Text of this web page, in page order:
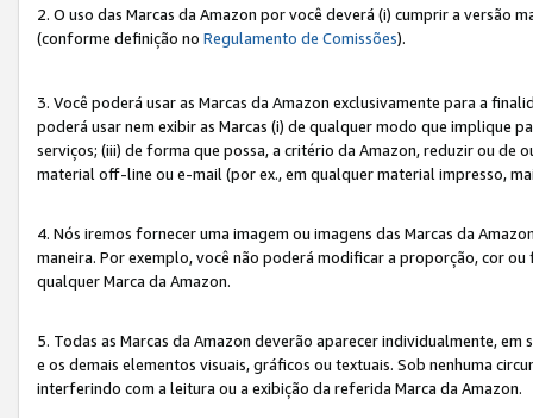
2. O uso das Marcas da Amazon por você deverá (i) cumprir a versão
(conforme definição no Regulamento de Comissões).
3. Você poderá usar as Marcas da Amazon exclusivamente para a
poderá usar nem exibir as Marcas (i) de qualquer modo que implique
serviços; (iii) de forma que possa, a critério da Amazon, reduzir ou de
material off-line ou e-mail (por ex., em qualquer material impresso,
4. Nós iremos fornecer uma imagem ou imagens das Marcas da
maneira. Por exemplo, você não poderá modificar a proporção, cor
qualquer Marca da Amazon.
5. Todas as Marcas da Amazon deverão aparecer individualmente,
e os demais elementos visuais, gráficos ou textuais. Sob nenhuma
interferindo com a leitura ou a exibição da referida Marca da Amazon.